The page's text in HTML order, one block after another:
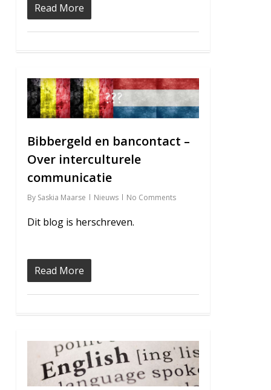
Read More
Bibbergeld en bancontact –
Over interculturele
communicatie
By Saskia Maarse Nieuws No Comments
Dit blog is herschreven.
Read More
1
6